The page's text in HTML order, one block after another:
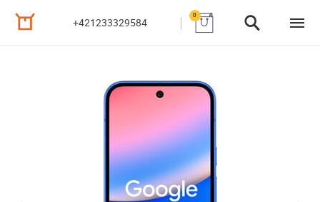
+421233329584
0